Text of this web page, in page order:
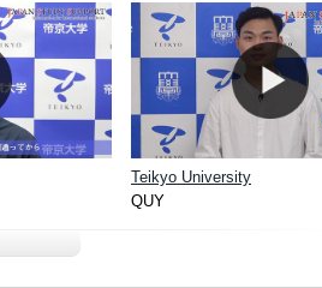
Teikyo University
QUY